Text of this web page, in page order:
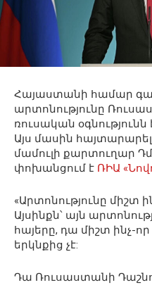
Հայաստանի համար
արտոնությունը
ռուսական
Այս մասին
մամուլի քարտուղար
փոխանցում է ՌԻԱ
«Արտոնությունը միշտ
Այսինքն՝ այն
հայերը, դա միշտ ինչ-
երկնքից չէ:
Դա Ռուսաստանի